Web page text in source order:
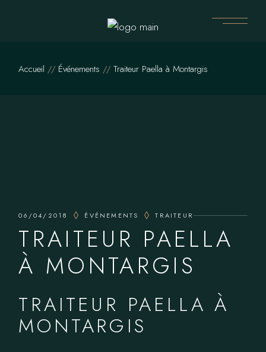
Accueil Événements Traiteur Paella à Montargis
06/04/2018 ÉVÉNEMENTS TRAITEUR
TRAITEUR PAELLA
À MONTARGIS
TRAITEUR PAELLA À
MONTARGIS